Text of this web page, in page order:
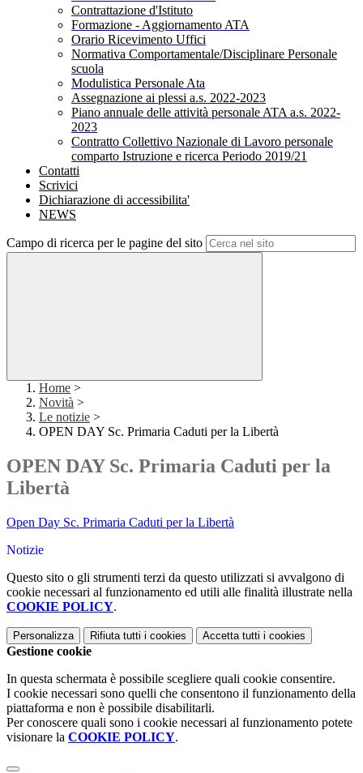
Contrattazione d'Istituto
Formazione - Aggiornamento ATA
Orario Ricevimento Uffici
Normativa Comportamentale/Disciplinare Personale
scuola
Modulistica Personale Ata
Assegnazione ai plessi a.s. 2022-2023
Piano annuale delle attività personale ATA a.s. 2022-
2023
Contratto Collettivo Nazionale di Lavoro personale
comparto Istruzione e ricerca Periodo 2019/21
Contatti
Scrivici
Dichiarazione di accessibilita'
NEWS
Campo di ricerca per le pagine del sito
Home >
Novità >
Le notizie >
OPEN DAY Sc. Primaria Caduti per la Libertà
OPEN DAY Sc. Primaria Caduti per la
Libertà
Open Day Sc. Primaria Caduti per la Libertà
Notizie
Questo sito o gli strumenti terzi da questo utilizzati si avvalgono di
cookie necessari al funzionamento ed utili alle finalità illustrate nella
COOKIE POLICY.
Personalizza Rifiuta tutti i cookies Accetta tutti i cookies
Gestione cookie
In questa schermata è possibile scegliere quali cookie consentire.
I cookie necessari sono quelli che consentono il funzionamento della
piattaforma e non è possibile disabilitarli.
Per conoscere quali sono i cookie necessari al funzionamento potete
visionare la COOKIE POLICY.